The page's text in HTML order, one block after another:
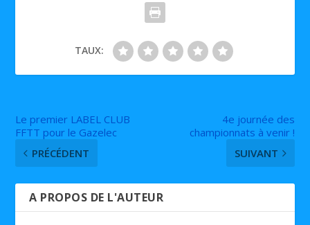
TAUX:
Le premier LABEL CLUB
FFTT pour le Gazelec
PRÉCÉDENT
4e journée des
championnats à venir !
SUIVANT
A PROPOS DE L'AUTEUR